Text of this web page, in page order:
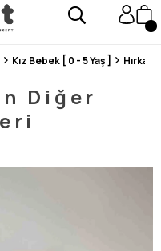
4.8 PUAN ALDI ⭐⭐⭐⭐⭐
❤️ 10 MİLYON ÜRÜN
Kız Bebek [ 0 - 5 Yaş ] Hırka /
Diğer